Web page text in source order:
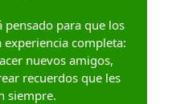
pensado para que los
completa:
nuevos amigos,
recuerdos que les
siempre.